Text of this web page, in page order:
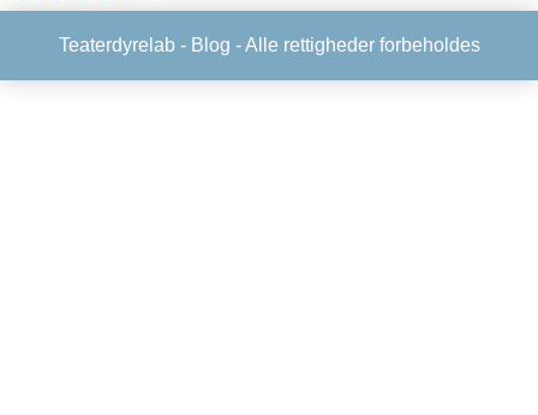
Teaterdyrelab - Blog - Alle rettigheder forbeholdes